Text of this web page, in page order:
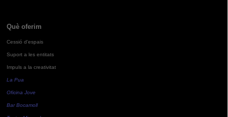
Què oferim
Cessió d'espais
Suport a les entitats
Impuls a la creativitat
La Pua
Oficina Jove
Bar Bocamoll